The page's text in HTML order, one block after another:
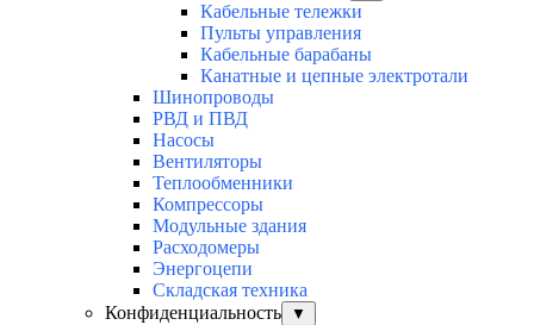
Кабельные тележки
Пульты управления
Кабельные барабаны
Канатные и цепные электротали
Шинопроводы
РВД и ПВД
Насосы
Вентиляторы
Теплообменники
Компрессоры
Модульные здания
Расходомеры
Энергоцепи
Складская техника
Конфиденциальность
▼